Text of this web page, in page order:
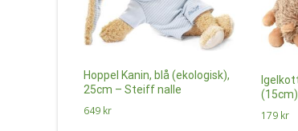
Hoppel Kanin, blå (ekologisk),
25cm – Steiff nalle
649 kr 179 kr